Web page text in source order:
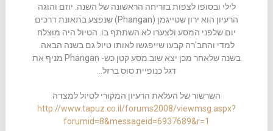
לילי ובסופו לצפות בזריחה הראשונה של השנה. יוזם והוגה
הרעיון הוא ירון שטייגמן (Phangan) שנפצע בתאונת דרכים
יום שלפני המסע ולצערו לא השתתף בו. הטיול היה מוצלח
למדי והחב'רה קבעו שייפגשו לאותו טיול גם בשנה הבאה.
בשנה שלאחר מכן יצא שוב מסע קטן כש- Phangan מניף את
דגל כנופיית סוס ברזל…
השרשור של העלאת הרעיון המקורי לטיול למצדה
http://www.tapuz.co.il/forums2008/viewmsg.aspx?
forumid=8&messageid=6937689&r=1